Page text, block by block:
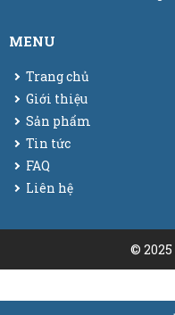
MENU
Trang chủ
Giới thiệu
Sản phẩm
Tin tức
FAQ
Liên hệ
© 2025